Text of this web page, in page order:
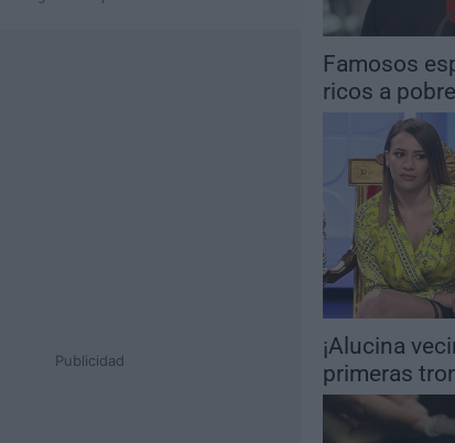
Publicidad
Famosos
ricos a
¡Alucina
primeras